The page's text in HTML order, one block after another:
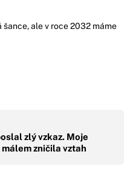
ale v roce 2032 máme
zlý vzkaz. Moje
zničila vztah